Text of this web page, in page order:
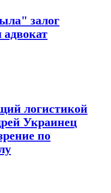
залог
логистикой
Украинец
по